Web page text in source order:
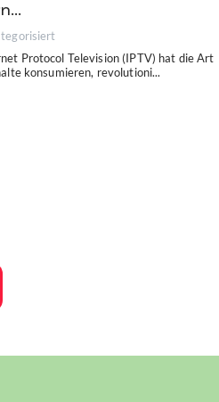
Protocol Television (IPTV) hat die Art
konsumieren, revolutioni...